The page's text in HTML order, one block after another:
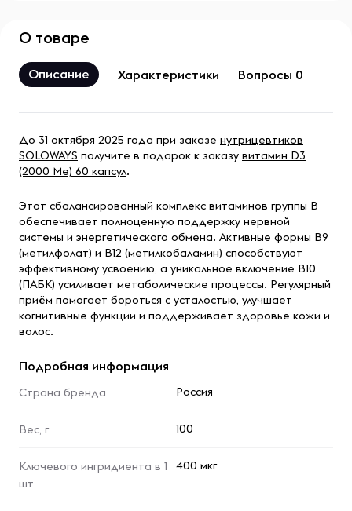
О товаре
Описание Характеристики Вопросы 0
До 31 октября 2025 года при заказе нутрицевтиков
SOLOWAYS получите в подарок к заказу витамин D3
(2000 Me) 60 капсул.
Этот сбалансированный комплекс витаминов группы B
обеспечивает полноценную поддержку нервной
системы и энергетического обмена. Активные формы B9
(метилфолат) и B12 (метилкобаламин) способствуют
эффективному усвоению, а уникальное включение B10
(ПАБК) усиливает метаболические процессы. Регулярный
приём помогает бороться с усталостью, улучшает
когнитивные функции и поддерживает здоровье кожи и
волос.
Подробная информация
Страна бренда Россия
Вес, г 100
Ключевого ингридиента в 1
шт
400 мкг